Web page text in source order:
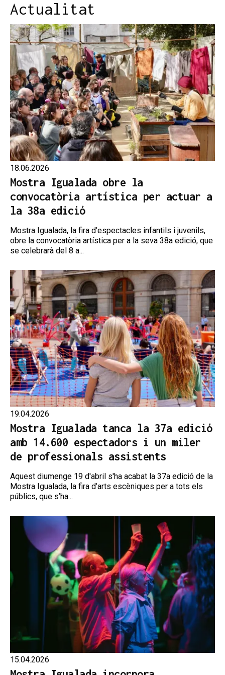
Actualitat
18.06.2026
Mostra Igualada obre la
convocatòria artística per actuar a
la 38a edició
Mostra Igualada, la fira d’espectacles infantils i juvenils,
obre la convocatòria artística per a la seva 38a edició, que
se celebrarà del 8 a...
19.04.2026
Mostra Igualada tanca la 37a edició
amb 14.600 espectadors i un miler
de professionals assistents
Aquest diumenge 19 d'abril s'ha acabat la 37a edició de la
Mostra Igualada, la fira d’arts escèniques per a tots els
públics, que s’ha...
15.04.2026